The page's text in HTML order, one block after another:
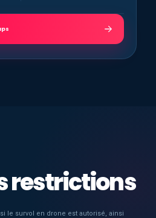
restrictions
le survol en drone est autorisé, ainsi